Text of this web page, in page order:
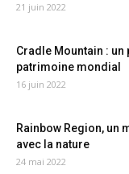
21 juin 2022
Cradle Mountain : un
patrimoine mondial
16 juin 2022
Rainbow Region, un
avec la nature
24 mai 2022